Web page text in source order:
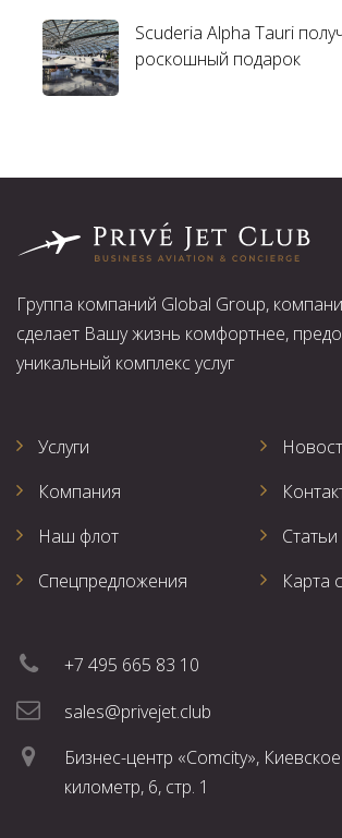
Scuderia Alpha Tauri
роскошный подарок
Группа компаний Global Group,
сделает Вашу жизнь комфортнее,
уникальный комплекс услуг
Услуги
Компания
Наш флот
Спецпредложения
Статьи
Карта
+7 495 665 83 10
sales@privejet.club
Бизнес-центр «Comcity»,
километр, 6, стр. 1